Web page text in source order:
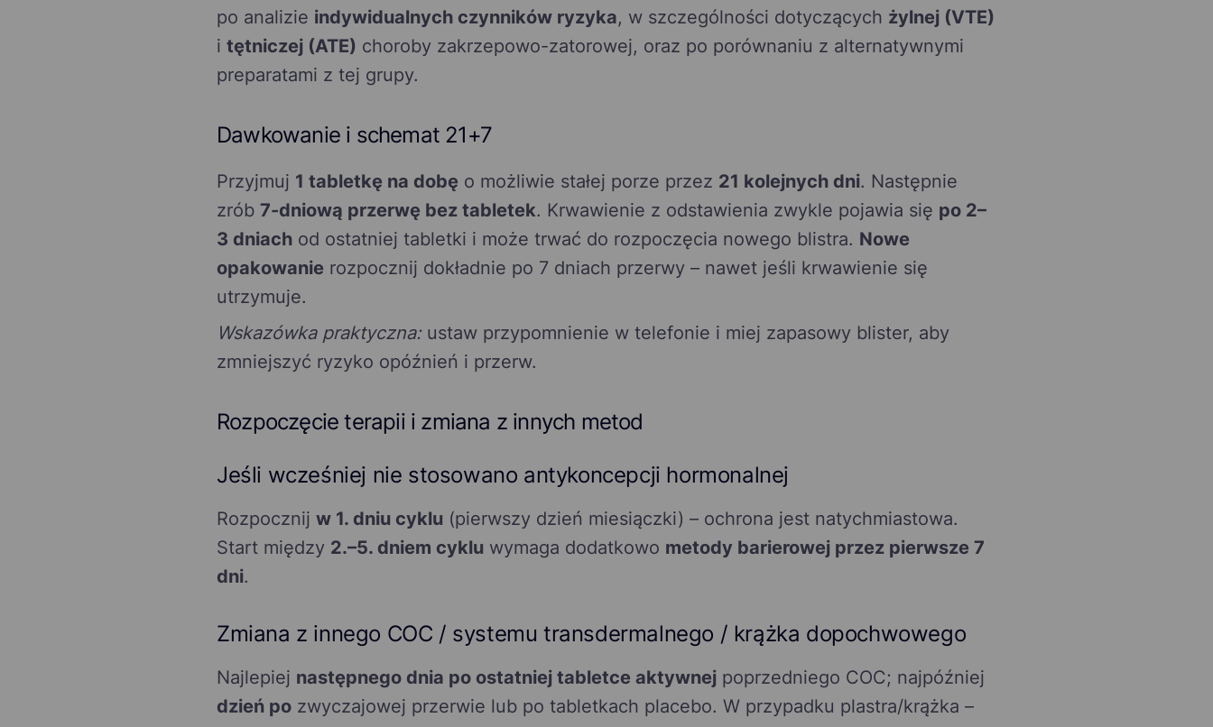
po analizie indywidualnych czynników ryzyka, w szczególności dotyczących żylnej (VTE)
i tętniczej (ATE) choroby zakrzepowo-zatorowej, oraz po porównaniu z alternatywnymi
preparatami z tej grupy.
Dawkowanie i schemat 21+7
Przyjmuj 1 tabletkę na dobę o możliwie stałej porze przez 21 kolejnych dni. Następnie
zrób 7-dniową przerwę bez tabletek. Krwawienie z odstawienia zwykle pojawia się po 2–
3 dniach od ostatniej tabletki i może trwać do rozpoczęcia nowego blistra. Nowe
opakowanie rozpocznij dokładnie po 7 dniach przerwy – nawet jeśli krwawienie się
utrzymuje.
Wskazówka praktyczna:ustaw przypomnienie w telefonie i miej zapasowy blister, aby
zmniejszyć ryzyko opóźnień i przerw.
Rozpoczęcie terapii i zmiana z innych metod
Jeśli wcześniej nie stosowano antykoncepcji hormonalnej
Rozpocznij w 1. dniu cyklu (pierwszy dzień miesiączki) – ochrona jest natychmiastowa.
Start między 2.–5. dniem cyklu wymaga dodatkowo metody barierowej przez pierwsze 7
dni.
Zmiana z innego COC / systemu transdermalnego / krążka dopochwowego
Najlepiej następnego dnia po ostatniej tabletce aktywnej poprzedniego COC; najpóźniej
dzień po zwyczajowej przerwie lub po tabletkach placebo. W przypadku plastra/krążka –